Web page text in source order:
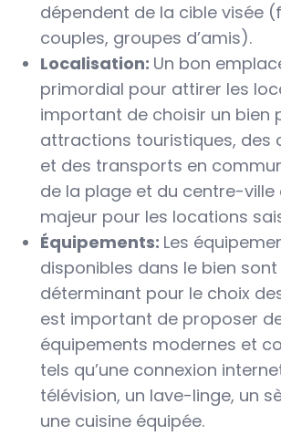
dépendent de la cible visée
couples, groupes d’amis).
Localisation: Un bon
primordial pour attirer les
important de choisir un bien
attractions touristiques, des
et des transports en
de la plage et du centre-
majeur pour les locations
Équipements: Les
disponibles dans le bien
déterminant pour le choix
est important de proposer
équipements modernes et
tels qu’une connexion
télévision, un lave-linge, un
une cuisine équipée.